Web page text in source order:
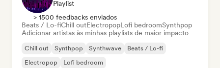
Playlist
> 1500 feedbacks enviados
Beats / Lo-fiChill outElectropopLofi bedroomSynthpop
Adicionar artistas às minhas playlists de maior impacto
Chill out Synthpop Synthwave
Beats / Lo-fi
Electropop
Lofi bedroom